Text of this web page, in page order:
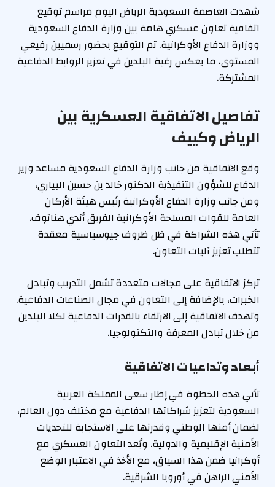
شهدت العاصمة السعودية الرياض اليوم مراسم توقيع
اتفاقية تعاون عسكري هامة بين وزارة الدفاع السعودية
ووزارة الدفاع الأوكرانية. تم التوقيع بحضور رسميين رفيعي
المستوى، ما يعكس رغبة البلدين في تعزيز الروابط الدفاعية
المشتركة.
تفاصيل الاتفاقية العسكرية بين
الرياض وكييف
وقع الاتفاقية من جانب وزارة الدفاع السعودية مساعد وزير
الدفاع للشؤون التنفيذية الدكتور خالد بن حسين البياري،
ومن جانب وزارة الدفاع الأوكرانية رئيس هيئة الأركان
العامة للقوات المسلحة الأوكرانية الفريق أندي هناتوف.
تأتي هذه الشراكة في ظل ظروف جيوسياسية معقدة
تتطلب تعزيز آليات التعاون.
تركز الاتفاقية على مجالات متعددة تشمل التدريب وتبادل
الخبرات، بالإضافة إلى التعاون في مجال الصناعات الدفاعية.
وتهدف الاتفاقية إلى الارتقاء بالقدرات الدفاعية لكلا البلدين
من خلال تبادل المعرفة والتكنولوجيا.
أبعاد وتداعيات الاتفاقية
تأتي هذه الخطوة في إطار سعى المملكة العربية
السعودية لتعزيز شراكاتها الدفاعية مع مختلف دول العالم،
لضمان أمنها الوطني وقدرتها على الاستجابة للتحديات
الأمنية الإقليمية والدولية. ويُعد التعاون العسكري مع
أوكرانيا ضمن هذا السياق، مع الأخذ في الاعتبار الوضع
الأمني الراهن في أوروبا الشرقية.